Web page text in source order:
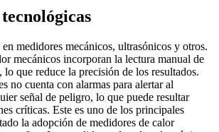
medidores mecánicos, ultrasónicos y otros.
mecánicos incorporan la lectura manual de
lo que reduce la precisión de los resultados.
no cuenta con alarmas para alertar al
señal de peligro, lo que puede resultar
críticas. Este es uno de los principales
la adopción de medidores de calor